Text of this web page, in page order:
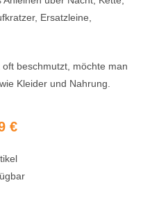
Ersatzleine,
beschmutzt, möchte man
Kleider und Nahrung.
€